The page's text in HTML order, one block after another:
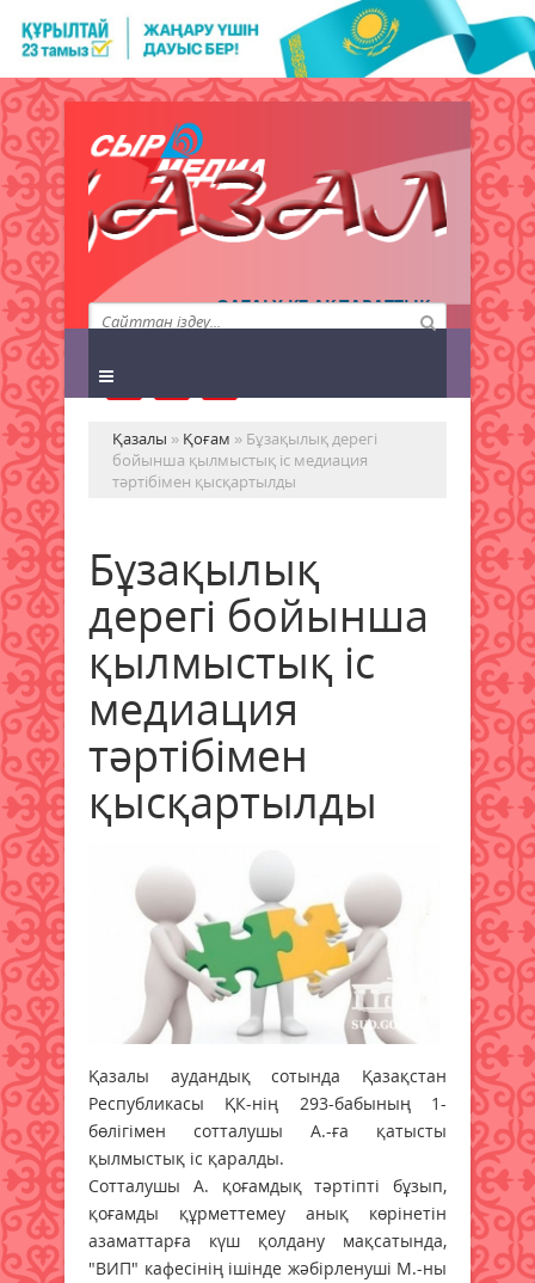
QAZALY.KZ АҚПАРАТТЫҚ
АГЕНТТІГІ
Қазалы » Қоғам » Бұзақылық дерегі
бойынша қылмыстық іс медиация
тәртібімен қысқартылды
Бұзақылық
дерегі бойынша
қылмыстық іс
медиация
тәртібімен
қысқартылды
Қазалы аудандық сотында Қазақстан
Республикасы ҚК-нің 293-бабының 1-
бөлігімен сотталушы А.-ға қатысты
қылмыстық іс қаралды.
Сотталушы А. қоғамдық тәртіпті бұзып,
қоғамды құрметтемеу анық көрінетін
азаматтарға күш қолдану мақсатында,
"ВИП" кафесінің ішінде жәбірленуші М.-ны